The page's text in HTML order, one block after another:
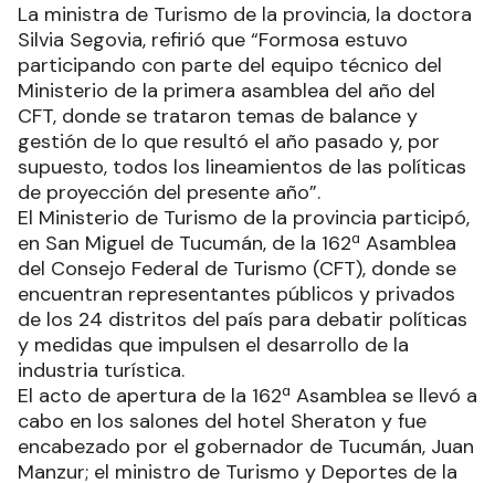
La ministra de Turismo de la provincia, la doctora
Silvia Segovia, refirió que “Formosa estuvo
participando con parte del equipo técnico del
Ministerio de la primera asamblea del año del
CFT, donde se trataron temas de balance y
gestión de lo que resultó el año pasado y, por
supuesto, todos los lineamientos de las políticas
de proyección del presente año”.
El Ministerio de Turismo de la provincia participó,
en San Miguel de Tucumán, de la 162ª Asamblea
del Consejo Federal de Turismo (CFT), donde se
encuentran representantes públicos y privados
de los 24 distritos del país para debatir políticas
y medidas que impulsen el desarrollo de la
industria turística.
El acto de apertura de la 162ª Asamblea se llevó a
cabo en los salones del hotel Sheraton y fue
encabezado por el gobernador de Tucumán, Juan
Manzur; el ministro de Turismo y Deportes de la